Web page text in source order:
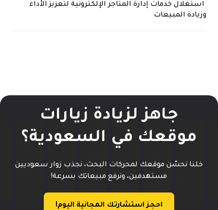
استغلال خدمات إدارة المتاجر الإلكترونية لتعزيز الأداء
وزيادة المبيعات
جاهز لزيادة زيارات
موقعك في السعودية؟
خلنا نحسّن موقعك لمحركات البحث، نجذب زوار سعوديين
مستهدفين، ونرفع مبيعاتك بسرعة!
احجز استشارتك المجانية اليوم!